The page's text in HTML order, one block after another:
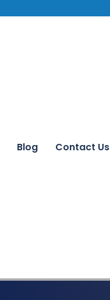
Blog Contact Us